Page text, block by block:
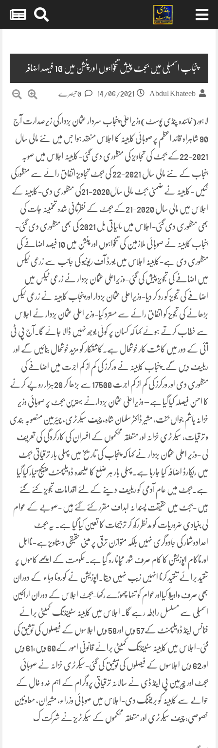
پنجاب اسمبلی میں بجٹ پیش تنخواہوں اورپنشن میں 10 فیصد اضافہ
Abdul Khateeb
14/06/2021
لاہور(نمائندہ پنڈی پوسٹ)وزیراعلیٰ پنجاب سردار عثمان بزدارکی زیرصدارت آج
90 شاہراہ قائد اعظم پر صوبائی کابینہ کا اجلاس منعقد ہوا جس میں نئے مالی سال
2021-22کے بجٹ کی تجاویز کی منظوری دی گئی-کابینہ اجلاس میں صوبہ
پنجاب کے نئے مالی سال 2021-22 کی بجٹ تجاویز اتفاق رائے سے منظورکی
گئیں -کابینہ نے ضمنی بجٹ مالی سال2020-21کی منظوری دی-کابینہ کے
اجلاس میں مالی سال 2020-21کے بجٹ کے نظرثانی شدہ تخمینہ جات کی
بھی منظوری دی گئی-اجلاس میں مالیاتی بل 2021 کی بھی منظوری دی گئی-
پنجاب کابینہ نے صوبائی ملازمین کی تنخواہوں اور پنشن میں 10 فیصد اضافے کی
منظوری دی ہے-کابینہ اجلاس میں بورڈ آف ریونیو کی جانب سے زرعی ٹیکس
میں اضافے کی تجویز پیش کی گئی-وزیراعلی عثمان بزدار نے زرعی ٹیکس میں
اضافے کی تجویز کو رد کر دیا-وزیراعلی عثمان بزدار اور پنجاب کابینہ نے زرعی ٹیکس
بڑھانے کی تجویز کو اتفاق رائے سے مسترد کیا-وزیر اعلی عثمان بزدار نے اجلاس
سے خطاب کرتے ہوئے کہا کہ کسان پر کوئی بوجھ نہیں ڈالا جائے گا۔آج پی ٹی
آئی کے دور میں کاشت کار خوشحال ہے۔کاشتکار کو مزید خوشحال بنائیں گے اور
ریلیف دیں گے۔پنجاب کابینہ نے ورکرز کی کم از کم اجرت میں اضافے کی
منظوری دی اور ورکرز کی کم از کم اجرت 17500سے بڑھا کر 20ہزار روپے کرنے
کا احسن فیصلہ کیا گیا ہے – وزیراعلیٰ عثمان بزدارنے بہترین بجٹ پر صوبائی وزیر
خزانہ ہاشم جواں بخت، مشیر ڈاکٹر سلمان شاہ، چیف سیکرٹری، چیئرمین منصوبہ بندی
و ترقیات، سیکرٹری خزانہ اور متعلقہ محکموں کے افسران کی کارکردگی کی تعریف
کی -وزیر اعلی عثمان بزدار نے کہا کہ پنجاب کی تاریخ میں پہلی بار ترقیاتی بجٹ
میں ریکارڈ اضافہ کیا جارہا ہے۔پہلی بار ہر ضلع کا علیحدہ ڈویلپمنٹ پیکیج تیار کیا گیا
ہے۔بجٹ میں عام آدمی کو ریلیف دینے کے لئے اقدامات تجویز کئے گئے
ہیں -بجٹ میں حقیقت پسندانہ اہداف مقرر کئے گئے ہیں -صوبے کے عوام
کی بنیادی ضروریات کو مدنظر رکھ کر ترجیحات کا تعین کیا گیا ہے۔ یہ بجٹ
اعدادوشمار کی جادوگری نہیں بلکہ متوازن ترقی پر مبنی حقیقی دستاویزہے-نااہل
اورناکام اپوزیشن کا کام صرف شور مچانا رہ گیا ہے۔حکومت کے اچھے کاموں پر
تنقید برائے تنقید کرنا انہیں زیب نہیں دیتا۔اپوزیشن نے کورونا وباء کے دوران
بھی صرف واویلا کیااورعوام کو تنہا چھوڑے رکھا-بجٹ اجلاس کے دوران اراکین
اسمبلی سے مسلسل رابطہ رہے گا۔ اجلاس میں کابینہ سٹینڈنگ کمیٹی برائے
فنانس اینڈ ڈویلپمنٹ کے57 ویں اور58 ویں اجلاسوں کے فیصلوں کی توثیق کی
گئی-اجلاس میں کابینہ سٹینڈنگ کمیٹی برائے قانونی امور کے60 ویں،61 ویں
اور62 ویں اجلاسوں کے فیصلوں کی توثیق کی گئی-سیکرٹری خزانہ نے صوبائی
بجٹ اور چیرمین پی اینڈ ڈی نے سالانہ ترقیاتی پروگرام کے اہم خد و خال کے
حوالے سے کابینہ کو بریفنگ دی-اجلاس میں صوبائی وزراء، مشیران، معاونین
خصوصی، چیف سیکرٹری اور متعلقہ محکموں کے سیکرٹریز نے شرکت ک